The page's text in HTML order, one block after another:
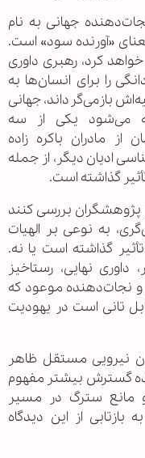
جهانی به نام
«آورنده سود» است.
کرد، رهبری داوری
را برای انسان‌ها به
بازمی‌گرداند، جهانی
می‌شود یکی از سه
مادران باکره زاده
ادیان دیگر، از جمله
گذاشته است.
پژوهشگران بررسی کنند
به نوعی بر الهیات
گذاشته است یا نه.
نهایی، رستاخیز
نجات‌دهنده موعود که
تانی است در یهودیت
نیرویی مستقل ظاهر
گسترش بیشتر مفهوم
مانع سترگ در مسیر
از این دیدگاه